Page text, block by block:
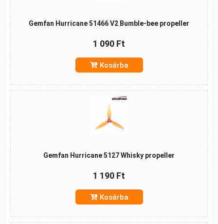
Gemfan Hurricane 51466 V2 Bumble-bee propeller
1 090 Ft
Kosárba
Gemfan Hurricane 5127 Whisky propeller
1 190 Ft
Kosárba